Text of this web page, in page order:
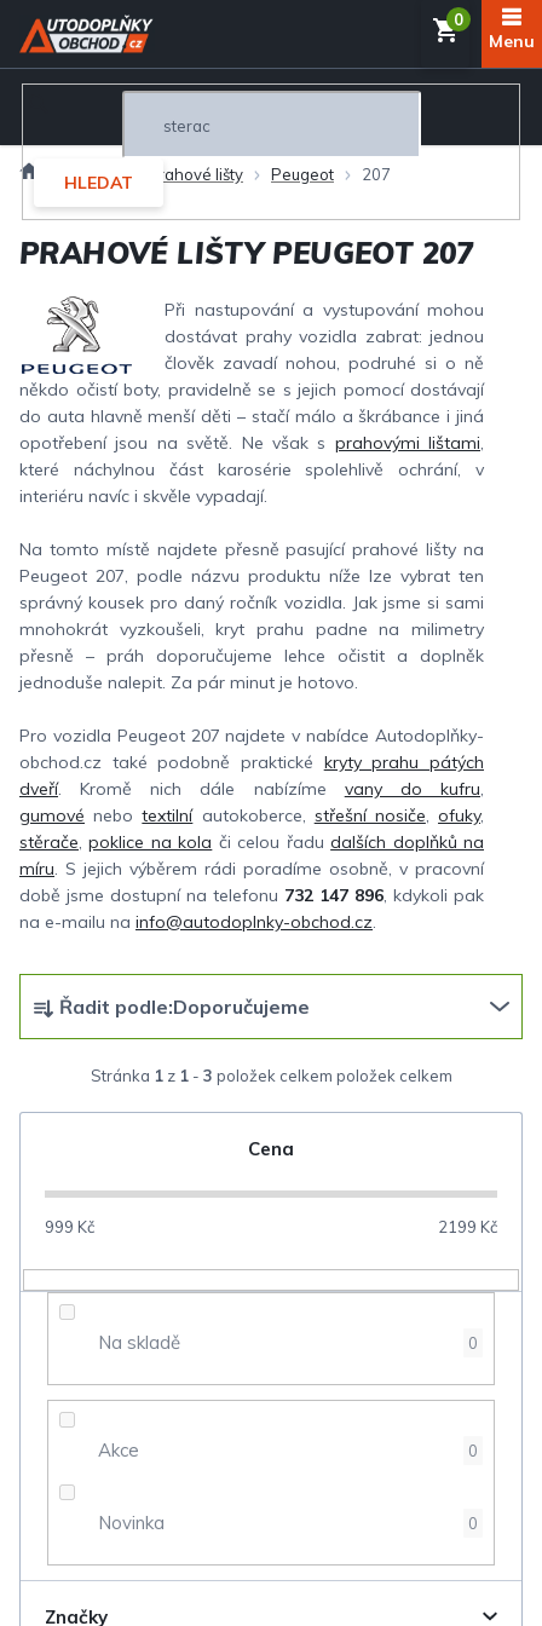
Přejít
obsah
HLEDAT
Interiér Prahové lišty Peugeot 207
PRAHOVÉ LIŠTY PEUGEOT 207
Při nastupování a vystupování mohou
dostávat prahy vozidla zabrat: jednou
člověk zavadí nohou, podruhé si o ně
někdo očistí boty, pravidelně se s jejich pomocí dostávají
do auta hlavně menší děti – stačí málo a škrábance i jiná
opotřebení jsou na světě. Ne však s prahovými lištami,
které náchylnou část karosérie spolehlivě ochrání, v
interiéru navíc i skvěle vypadají.
Na tomto místě najdete přesně pasující prahové lišty na
Peugeot 207, podle názvu produktu níže lze vybrat ten
správný kousek pro daný ročník vozidla. Jak jsme si sami
mnohokrát vyzkoušeli, kryt prahu padne na milimetry
přesně – práh doporučujeme lehce očistit a doplněk
jednoduše nalepit. Za pár minut je hotovo.
Pro vozidla Peugeot 207 najdete v nabídce Autodoplňky-
obchod.cz také podobně praktické kryty prahu pátých
dveří. Kromě nich dále nabízíme vany do kufru,
gumové nebotextilníautokoberce, střešní nosiče,ofuky,
stěrače,poklice na kola či celou řadudalších doplňků na
míru. S jejich výběrem rádi poradíme osobně, v pracovní
době jsme dostupní na telefonu 732 147 896, kdykoli pak
na e-mailu na info@autodoplnky-obchod.cz.
Stránka 1z 1- 3 položek celkem
a
e
o
Řadit podle:Doporučujeme
Cena
999 Kč 2199 Kč
Na skladě 0
Akce 0
Novinka 0
Značky